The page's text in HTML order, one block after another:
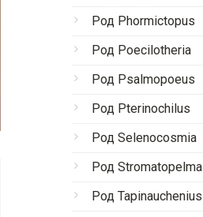
Род Phormictopus
Род Poecilotheria
Род Psalmopoeus
Род Pterinochilus
Род Selenocosmia
Род Stromatopelma
Род Tapinauchenius